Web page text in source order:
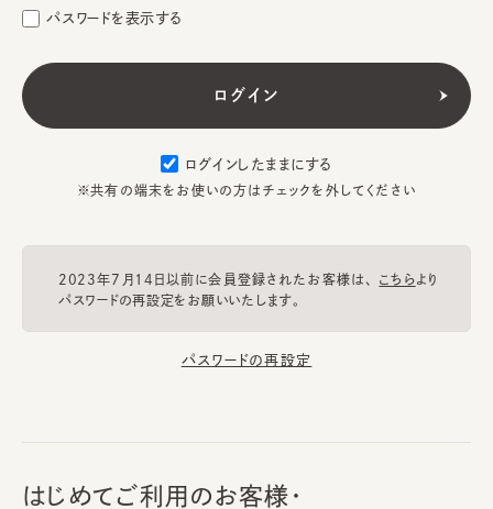
パスワードを表示する
ログインしたままにする
※共有の端末をお使いの方はチェックを外してください
2023年7月14日以前に会員登録されたお客様は、 こちらより
パスワードの再設定をお願いいたします。
パスワードの再設定
はじめてご利用のお客様・